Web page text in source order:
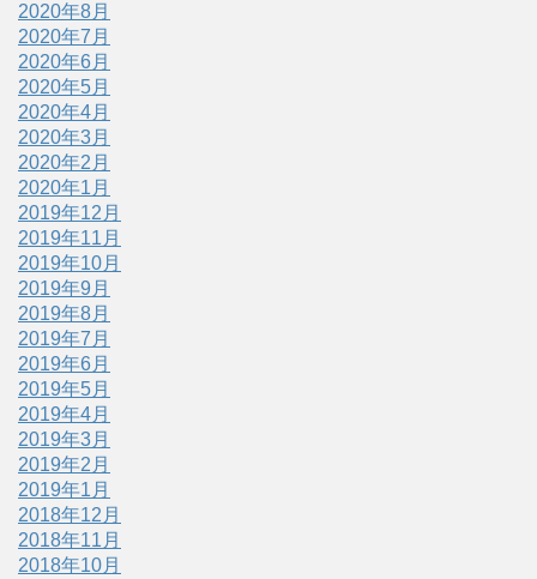
2020年8月
2020年7月
2020年6月
2020年5月
2020年4月
2020年3月
2020年2月
2020年1月
2019年12月
2019年11月
2019年10月
2019年9月
2019年8月
2019年7月
2019年6月
2019年5月
2019年4月
2019年3月
2019年2月
2019年1月
2018年12月
2018年11月
2018年10月